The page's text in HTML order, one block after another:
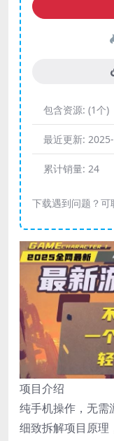
包含资源: (1个)
最近更新:
累计销量: 24
下载遇到问题？
项目介绍
纯手机操作，无需
细致拆解项目原理